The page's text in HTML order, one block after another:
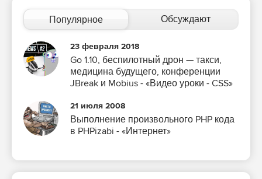
Популярное Обсуждают
23 февраля 2018
Go 1.10, беспилотный дрон — такси,
медицина будущего, конференции
JBreak и Mobius - «Видео уроки - CSS»
21 июля 2008
Выполнение произвольного PHP кода
в PHPizabi - «Интернет»